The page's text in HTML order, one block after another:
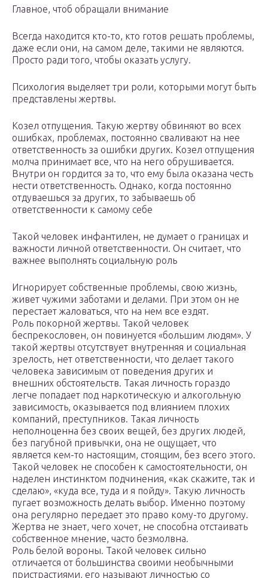
Главное, чтоб обращали внимание
Всегда находится кто-то, кто готов решать проблемы,
даже если они, на самом деле, такими не являются.
Просто ради того, чтобы оказать услугу.
Психология выделяет три роли, которыми могут быть
представлены жертвы.
Козел отпущения. Такую жертву обвиняют во всех
ошибках, проблемах, постоянно сваливают на нее
ответственность за ошибки других. Козел отпущения
молча принимает все, что на него обрушивается.
Внутри он гордится за то, что ему была оказана честь
нести ответственность. Однако, когда постоянно
отдуваешься за других, то забываешь об
ответственности к самому себе
Такой человек инфантилен, не думает о границах и
важности личной ответственности. Он считает, что
важнее выполнять социальную роль
Игнорирует собственные проблемы, свою жизнь,
живет чужими заботами и делами. При этом он не
перестает жаловаться, что на нем все ездят.
Роль покорной жертвы. Такой человек
беспрекословен, он повинуется «большим людям». У
такой жертвы отсутствует внутренняя и социальная
зрелость, нет ответственности, что делает такого
человека зависимым от поведения других и
внешних обстоятельств. Такая личность гораздо
легче попадает под наркотическую и алкогольную
зависимость, оказывается под влиянием плохих
компаний, преступников. Такая личность
неполноценна без своих вещей, без других людей,
без пагубной привычки, она не ощущает, что
является кем-то настоящим, стоящим, без всего этого.
Такой человек не способен к самостоятельности, он
наделен инстинктом подчинения, «как скажите, так и
сделаю», «куда все, туда и я пойду». Такую личность
пугает возможность делать выбор. Именно поэтому
она регулярно передает это право кому-то другому.
Жертва не знает, чего хочет, не способна отстаивать
собственное мнение, часто безмолвна.
Роль белой вороны. Такой человек сильно
отличается от большинства своими необычными
пристрастиями, его называют личностью со